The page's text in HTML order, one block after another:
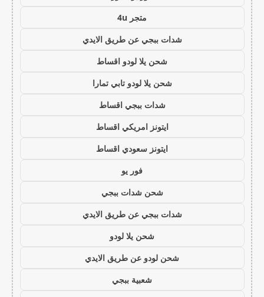
متجر 4u
شدات ببجي عن طريق الايدي
شحن يلا لودو اقساط
شحن يلا لودو تابي تمارا
شدات ببجي اقساط
ايتونز امريكي اقساط
ايتونز سعودي اقساط
فور يو
شحن شدات ببجي
شدات ببجي عن طريق الايدي
شحن يلا لودو
شحن لودو عن طريق الايدي
شعبية ببجي